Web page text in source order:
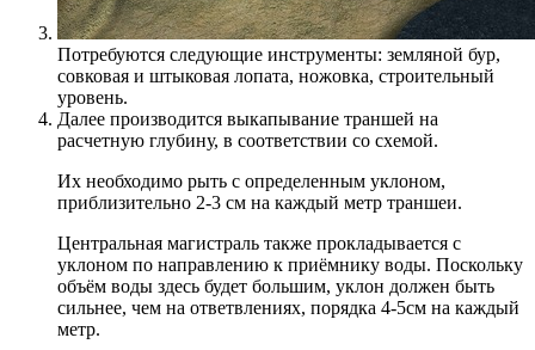
Потребуются следующие инструменты: земляной бур,
совковая и штыковая лопата, ножовка, строительный
уровень.
Далее производится выкапывание траншей на
расчетную глубину, в соответствии со схемой.
Их необходимо рыть с определенным уклоном,
приблизительно 2-3 см на каждый метр траншеи.
Центральная магистраль также прокладывается с
уклоном по направлению к приёмнику воды. Поскольку
объём воды здесь будет большим, уклон должен быть
сильнее, чем на ответвлениях, порядка 4-5см на каждый
метр.